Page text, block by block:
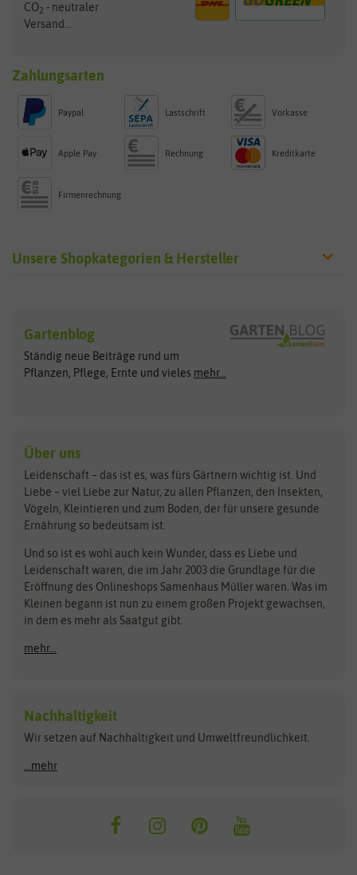
CO2 - neutraler
Versand...
Zahlungsarten
Paypal Lastschrift Vorkasse
Apple Pay Rechnung Kreditkarte
Firmenrechnung
Unsere Shopkategorien & Hersteller
Exotische Samen
Gemüsesamen
Gründünger
Kräutersamen
Obstsamen
Pilzbrut
Rasensamen
Steckzwiebeln
Zimmer & Kübelpflanzen
Kataloge
Schnäppchen
Anzucht & Gartenzubehör
Anzuchtschalen
Heizmatte & Heizkabel
Kokos-Quelltabletten
Zimmergewächshaus
Arche Noah
ASB Greenworld
Benary
Bingenheimer Saatgut
Bionana
BIOWOL
Blumicorn
Bûten Birds
Carl Pabst
Clever Pots
COMPO
Dürr-Samen
Feldsaaten Freudenberger
Fertil
Flora Elite
Florissa
Flortis
Franchi Sementi
Hortitops
JUB Holland
Gartenblog
Ständig neue Beiträge rund um
Pflanzen, Pflege, Ernte und vieles mehr...
Über uns
Leidenschaft – das ist es, was fürs Gärtnern wichtig ist. Und
Liebe – viel Liebe zur Natur, zu allen Pflanzen, den Insekten,
Vögeln, Kleintieren und zum Boden, der für unsere gesunde
Ernährung so bedeutsam ist.
Und so ist es wohl auch kein Wunder, dass es Liebe und
Leidenschaft waren, die im Jahr 2003 die Grundlage für die
Eröffnung des Onlineshops Samenhaus Müller waren. Was im
Kleinen begann ist nun zu einem großen Projekt gewachsen,
in dem es mehr als Saatgut gibt.
mehr...
Nachhaltigkeit
Wir setzen auf Nachhaltigkeit und Umweltfreundlichkeit.
...mehr